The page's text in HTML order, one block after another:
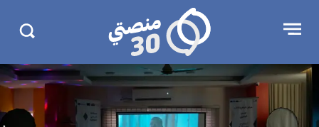
الإعلان
منصتي
30